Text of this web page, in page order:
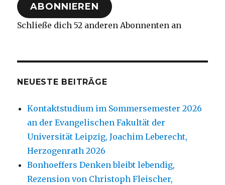
ABONNIEREN
Schließe dich 52 anderen Abonnenten an
NEUESTE BEITRÄGE
Kontaktstudium im Sommersemester 2026
an der Evangelischen Fakultät der
Universität Leipzig, Joachim Leberecht,
Herzogenrath 2026
Bonhoeffers Denken bleibt lebendig,
Rezension von Christoph Fleischer,